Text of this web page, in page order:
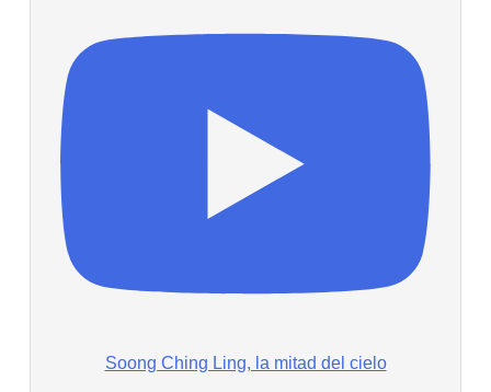
Soong Ching Ling, la mitad del cielo